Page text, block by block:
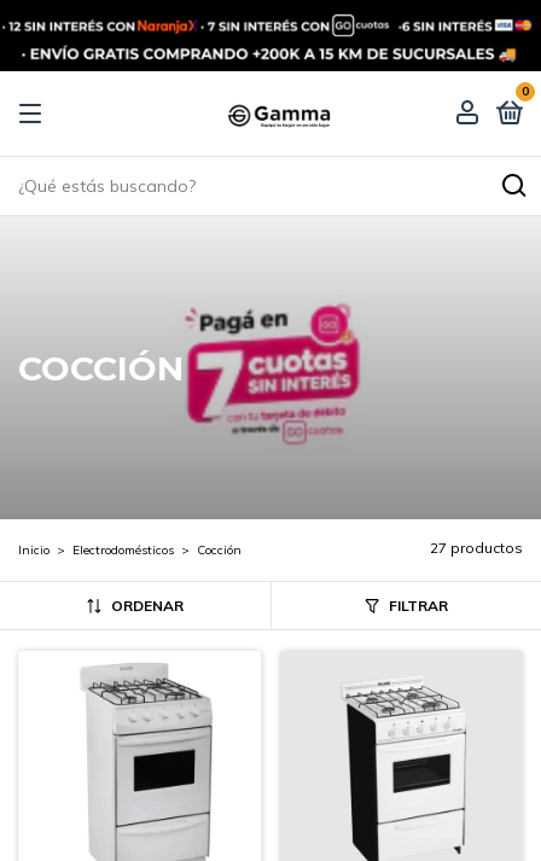
0
COCCIÓN
Inicio > Electrodomésticos > Cocción 27 productos
ORDENAR FILTRAR